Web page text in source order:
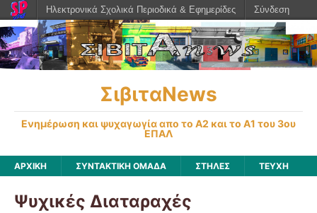
ΣιβιταNews
Ενημέρωση και ψυχαγωγία απο το Α2 και το Α1 του 3ου
ΕΠΑΛ
ΑΡΧΙΚΉ ΣΥΝΤΑΚΤΙΚΗ ΟΜΑΔΑ ΣΤΗΛΕΣ ΤΕΥΧΗ
Ψυχικές Διαταραχές
Ηλεκτρονικά Σχολικά Περιοδικά & Εφημερίδες Σύνδεση